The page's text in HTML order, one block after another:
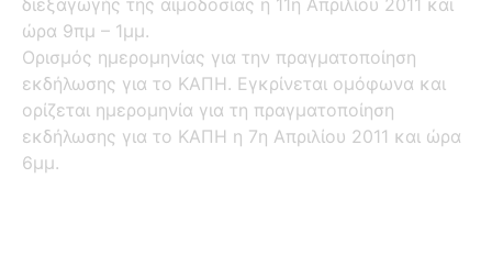
ώρα 9πμ – 1μμ.
Ορισμός ημερομηνίας για την πραγματοποίηση
εκδήλωσης για το ΚΑΠΗ. Εγκρίνεται ομόφωνα και
ορίζεται ημερομηνία για τη πραγματοποίηση
εκδήλωσης για το ΚΑΠΗ η 7η Απριλίου 2011 και ώρα
6μμ.